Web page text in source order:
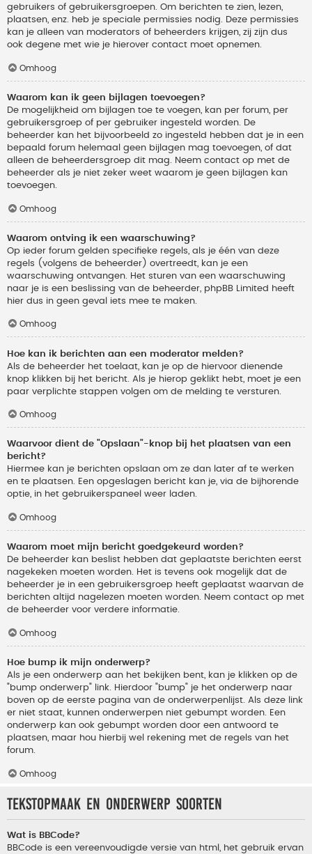
gebruikers of gebruikersgroepen. Om berichten te zien, lezen,
plaatsen, enz. heb je speciale permissies nodig. Deze permissies
kan je alleen van moderators of beheerders krijgen, zij zijn dus
ook degene met wie je hierover contact moet opnemen.
Omhoog
Waarom kan ik geen bijlagen toevoegen?
De mogelijkheid om bijlagen toe te voegen, kan per forum, per
gebruikersgroep of per gebruiker ingesteld worden. De
beheerder kan het bijvoorbeeld zo ingesteld hebben dat je in een
bepaald forum helemaal geen bijlagen mag toevoegen, of dat
alleen de beheerdersgroep dit mag. Neem contact op met de
beheerder als je niet zeker weet waarom je geen bijlagen kan
toevoegen.
Omhoog
Waarom ontving ik een waarschuwing?
Op ieder forum gelden specifieke regels, als je één van deze
regels (volgens de beheerder) overtreedt, kan je een
waarschuwing ontvangen. Het sturen van een waarschuwing
naar je is een beslissing van de beheerder, phpBB Limited heeft
hier dus in geen geval iets mee te maken.
Omhoog
Hoe kan ik berichten aan een moderator melden?
Als de beheerder het toelaat, kan je op de hiervoor dienende
knop klikken bij het bericht. Als je hierop geklikt hebt, moet je een
paar verplichte stappen volgen om de melding te versturen.
Omhoog
Waarvoor dient de "Opslaan"-knop bij het plaatsen van een
bericht?
Hiermee kan je berichten opslaan om ze dan later af te werken
en te plaatsen. Een opgeslagen bericht kan je, via de bijhorende
optie, in het gebruikerspaneel weer laden.
Omhoog
Waarom moet mijn bericht goedgekeurd worden?
De beheerder kan beslist hebben dat geplaatste berichten eerst
nagekeken moeten worden. Het is tevens ook mogelijk dat de
beheerder je in een gebruikersgroep heeft geplaatst waarvan de
berichten altijd nagelezen moeten worden. Neem contact op met
de beheerder voor verdere informatie.
Omhoog
Hoe bump ik mijn onderwerp?
Als je een onderwerp aan het bekijken bent, kan je klikken op de
"bump onderwerp" link. Hierdoor "bump" je het onderwerp naar
boven op de eerste pagina van de onderwerpenlijst. Als deze link
er niet staat, kunnen onderwerpen niet gebumpt worden. Een
onderwerp kan ook gebumpt worden door een antwoord te
plaatsen, maar hou hierbij wel rekening met de regels van het
forum.
Omhoog
Tekstopmaak en onderwerp soorten
Wat is BBCode?
BBCode is een vereenvoudigde versie van html, het gebruik ervan